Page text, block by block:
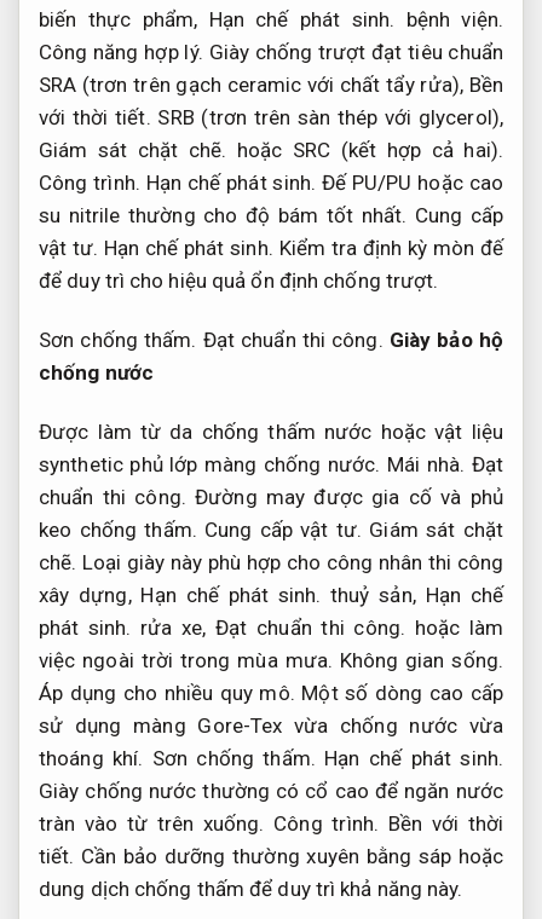
biến thực phẩm, Hạn chế phát sinh.
bệnh viện.
Công năng hợp lý. Giày chống trượt đạt tiêu chuẩn
SRA (trơn trên gạch ceramic với chất tẩy rửa), Bền
với thời tiết. SRB (trơn trên sàn thép với glycerol),
Giám sát chặt chẽ. hoặc SRC (kết hợp cả hai).
Công trình. Hạn chế phát sinh. Đế PU/PU hoặc cao
su nitrile thường cho độ bám tốt nhất. Cung cấp
vật tư. Hạn chế phát sinh. Kiểm tra định kỳ mòn đế
để duy trì cho hiệu quả ổn định chống trượt.
Sơn chống thấm. Đạt chuẩn thi công. Giày bảo hộ
chống nước
Được làm từ da chống thấm nước hoặc vật liệu
synthetic phủ lớp màng chống nước. Mái nhà. Đạt
chuẩn thi công. Đường may được gia cố và phủ
keo chống thấm. Cung cấp vật tư. Giám sát chặt
chẽ. Loại giày này phù hợp cho công nhân thi công
xây dựng, Hạn chế phát sinh. thuỷ sản, Hạn chế
phát sinh. rửa xe,Đạt chuẩn thi công. hoặc làm
việc ngoài trời trong mùa mưa. Không gian sống.
Áp dụng cho nhiều quy mô. Một số dòng cao cấp
sử dụng màng Gore-Tex vừa chống nước vừa
thoáng khí. Sơn chống thấm. Hạn chế phát sinh.
Giày chống nước thường có cổ cao để ngăn nước
tràn vào từ trên xuống. Công trình. Bền với thời
tiết. Cần bảo dưỡng thường xuyên bằng sáp hoặc
dung dịch chống thấm để duy trì khả năng này.